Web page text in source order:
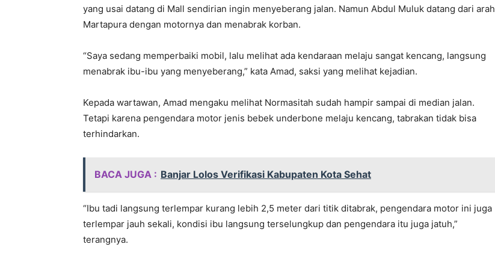
yang usai datang di Mall sendirian ingin menyeberang jalan. Namun Abdul Muluk datang dari arah
Martapura dengan motornya dan menabrak korban.
“Saya sedang memperbaiki mobil, lalu melihat ada kendaraan melaju sangat kencang, langsung
menabrak ibu-ibu yang menyeberang,” kata Amad, saksi yang melihat kejadian.
Kepada wartawan, Amad mengaku melihat Normasitah sudah hampir sampai di median jalan.
Tetapi karena pengendara motor jenis bebek underbone melaju kencang, tabrakan tidak bisa
terhindarkan.
BACA JUGA : Banjar Lolos Verifikasi Kabupaten Kota Sehat
“Ibu tadi langsung terlempar kurang lebih 2,5 meter dari titik ditabrak, pengendara motor ini juga
terlempar jauh sekali, kondisi ibu langsung terselungkup dan pengendara itu juga jatuh,”
terangnya.